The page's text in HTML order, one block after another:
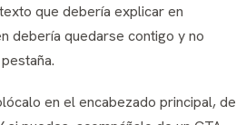
que debería explicar en
debería quedarse contigo y no
en el encabezado principal, de